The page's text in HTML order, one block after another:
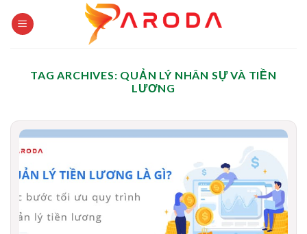
TAG ARCHIVES: QUẢN LÝ NHÂN SỰ VÀ TIỀN
LƯƠNG